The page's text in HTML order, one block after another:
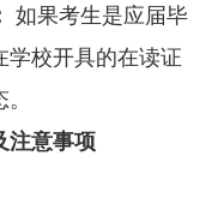
如果考生是应届毕
学校开具的在读证
注意事项